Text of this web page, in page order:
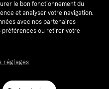
le bon fonctionnement du
et analyser votre navigation.
avec nos partenaires
préférences ou retirer votre
réglages